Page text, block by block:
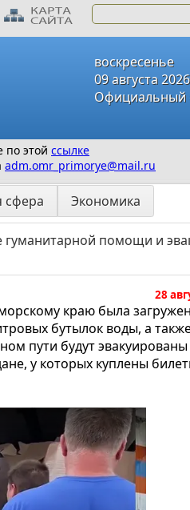
воскресенье
09 августа
Официальный
по этой ссылке
adm.omr_primorye@mail.ru
сфера Экономика
гуманитарной помощи и
28
краю была
бутылок воды, а
пути будут
у которых куплены